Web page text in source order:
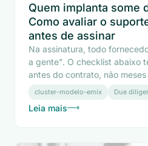
Quem implanta some
Como avaliar o
antes de assinar
Na assinatura, todo
a gente". O checklist abaixo
antes do contrato, não
cluster-modelo-emix Due
Leia mais